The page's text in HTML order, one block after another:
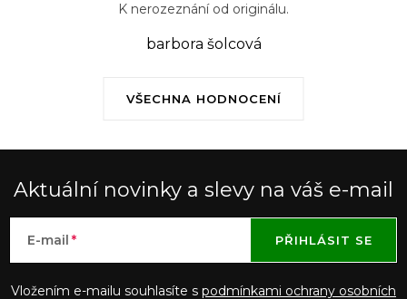
VŠECHNA HODNOCENÍ
K nerozeznání od originálu.
barbora šolcová
Aktuální novinky a slevy na váš e-mail
E-mail
Vložením e-mailu souhlasíte s podmínkami ochrany osobních
PŘIHLÁSIT SE